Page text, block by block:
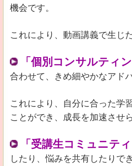
機会です。
これにより、動画講義で生じ
「個別コンサルティン
合わせて、きめ細やかなアド
これにより、自分に合った学
ことができ、成長を加速させ
「受講生コミュニティ
したり、悩みを共有したりで